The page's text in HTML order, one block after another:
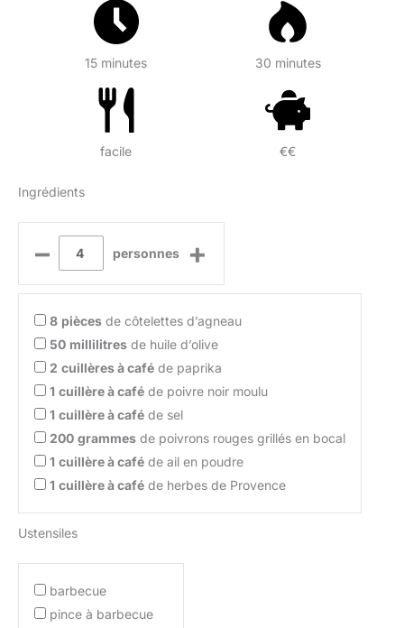
15 minutes 30 minutes
facile €€
Ingrédients
– personnes +
8 pièces de côtelettes d’agneau
50 millilitres de huile d’olive
2 cuillères à café de paprika
1 cuillère à café de poivre noir moulu
1 cuillère à café de sel
200 grammes de poivrons rouges grillés en bocal
1 cuillère à café de ail en poudre
1 cuillère à café de herbes de Provence
Ustensiles
barbecue
pince à barbecue